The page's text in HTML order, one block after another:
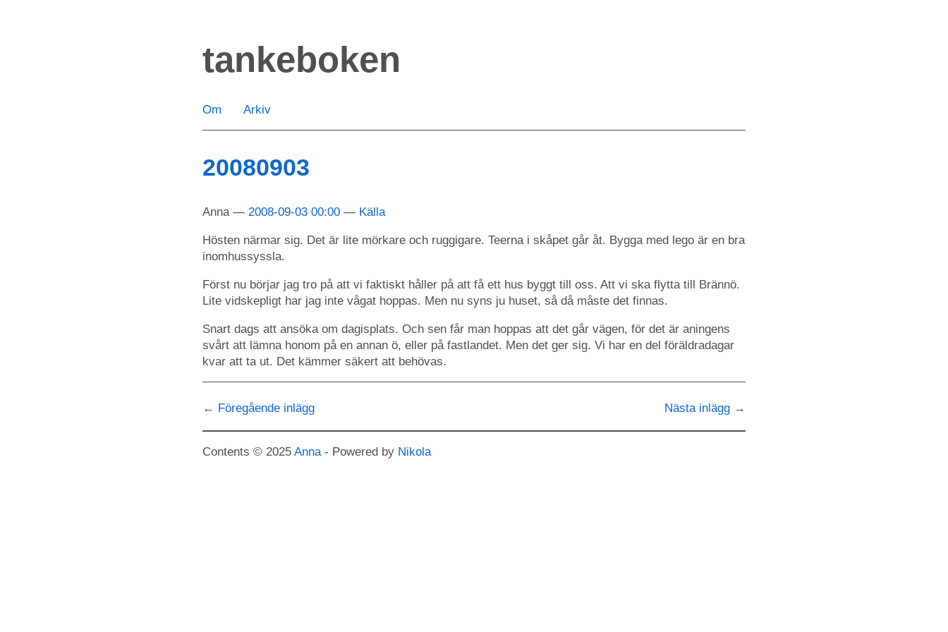
tankeboken
Om Arkiv
20080903
Anna 2008-09-03 00:00 Källa
Hösten närmar sig. Det är lite mörkare och ruggigare. Teerna i skåpet går åt. Bygga med lego är en bra
inomhussyssla.
Först nu börjar jag tro på att vi faktiskt håller på att få ett hus byggt till oss. Att vi ska flytta till Brännö.
Lite vidskepligt har jag inte vågat hoppas. Men nu syns ju huset, så då måste det finnas.
Snart dags att ansöka om dagisplats. Och sen får man hoppas att det går vägen, för det är aningens
svårt att lämna honom på en annan ö, eller på fastlandet. Men det ger sig. Vi har en del föräldradagar
kvar att ta ut. Det kämmer säkert att behövas.
Föregående inlägg Nästa inlägg
Contents © 2025 Anna - Powered by Nikola